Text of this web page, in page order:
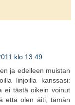
klo 13.49
ja edelleen muistan
linjoilla kanssasi:
ei tästä oikein voinut
että olen äiti, tämän